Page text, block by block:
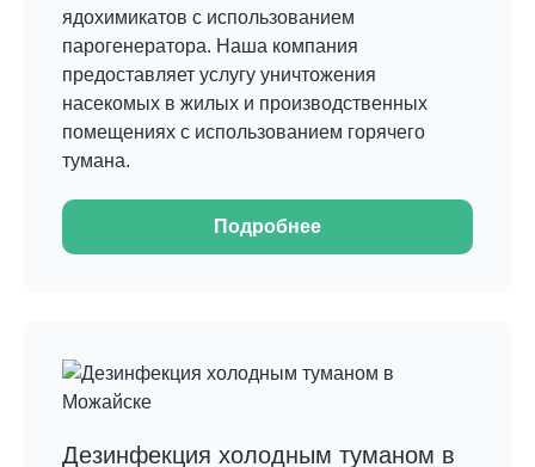
ядохимикатов с использованием
парогенератора. Наша компания
предоставляет услугу уничтожения
насекомых в жилых и производственных
помещениях с использованием горячего
тумана.
Подробнее
Дезинфекция холодным туманом в